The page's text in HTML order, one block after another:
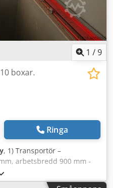
1 /9
boxar.
Ringa
, 1) Transportör –
arbetsbredd 900 mm -
2 000 mm, höjd 1 500 mm
ca 16° - EP 400/3